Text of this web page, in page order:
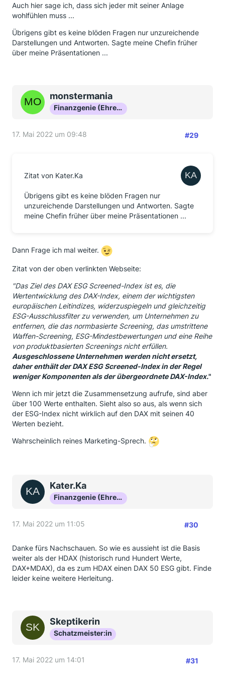
Auch hier sage ich, dass sich jeder mit seiner Anlage
wohlfühlen muss ...
Übrigens gibt es keine blöden Fragen nur unzureichende
Darstellungen und Antworten. Sagte meine Chefin früher
über meine Präsentationen ...
monstermania
Finanzgenie (Ehrenmitglied)
17. Mai 2022 um 09:48 #29
Zitat von Kater.Ka
Übrigens gibt es keine blöden Fragen nur
unzureichende Darstellungen und Antworten. Sagte
meine Chefin früher über meine Präsentationen ...
Dann Frage ich mal weiter.
Zitat von der oben verlinkten Webseite:
"Das Ziel des DAX ESG Screened-Index ist es, die
Wertentwicklung des DAX-Index, einem der wichtigsten
europäischen Leitindizes, widerzuspiegeln und gleichzeitig
ESG-Ausschlussfilter zu verwenden, um Unternehmen zu
entfernen, die das normbasierte Screening, das umstrittene
Waffen-Screening, ESG-Mindestbewertungen und eine Reihe
von produktbasierten Screenings nicht erfüllen.
Ausgeschlossene Unternehmen werden nicht ersetzt,
daher enthält der DAX ESG Screened-Index in der Regel
weniger Komponenten als der übergeordnete DAX-Index."
Wenn ich mir jetzt die Zusammensetzung aufrufe, sind aber
über 100 Werte enthalten. Sieht also so aus, als wenn sich
der ESG-Index nicht wirklich auf den DAX mit seinen 40
Werten bezieht.
Wahrscheinlich reines Marketing-Sprech.
Kater.Ka
Finanzgenie (Ehrenmitglied)
17. Mai 2022 um 11:05 #30
Danke fürs Nachschauen. So wie es aussieht ist die Basis
weiter als der HDAX (historisch rund Hundert Werte,
DAX+MDAX), da es zum HDAX einen DAX 50 ESG gibt. Finde
leider keine weitere Herleitung.
Skeptikerin
Schatzmeister:in
17. Mai 2022 um 14:01 #31